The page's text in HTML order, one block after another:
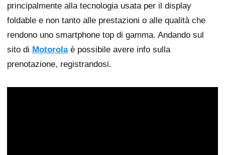
principalmente alla tecnologia usata per il display
foldable e non tanto alle prestazioni o alle qualità che
rendono uno smartphone top di gamma. Andando sul
sito di Motorolaè possibile avere info sulla
prenotazione, registrandosi.